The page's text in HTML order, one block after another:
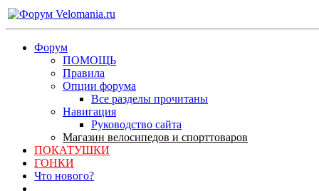
Форум
ПОМОЩЬ
Правила
Опции форума
Все разделы прочитаны
Навигация
Руководство сайта
Магазин велосипедов и спорттоваров
ПОКАТУШКИ
ГОНКИ
Что нового?